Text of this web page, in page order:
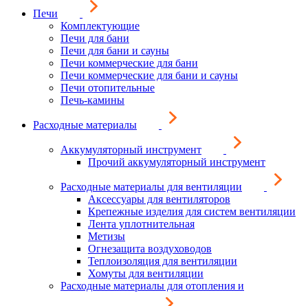
Печи
Комплектующие
Печи для бани
Печи для бани и сауны
Печи коммерческие для бани
Печи коммерческие для бани и сауны
Печи отопительные
Печь-камины
Расходные материалы
Аккумуляторный инструмент
Прочий аккумуляторный инструмент
Расходные материалы для вентиляции
Аксессуары для вентиляторов
Крепежные изделия для систем вентиляции
Лента уплотнительная
Метизы
Огнезащита воздуховодов
Теплоизоляция для вентиляции
Хомуты для вентиляции
Расходные материалы для отопления и